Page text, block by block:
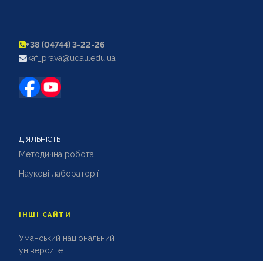
+38 (04744) 3-22-26
kaf_prava@udau.edu.ua
ДІЯЛЬНІСТЬ
Методична робота
Наукові лабораторії
ІНШІ САЙТИ
Уманський національний
університет